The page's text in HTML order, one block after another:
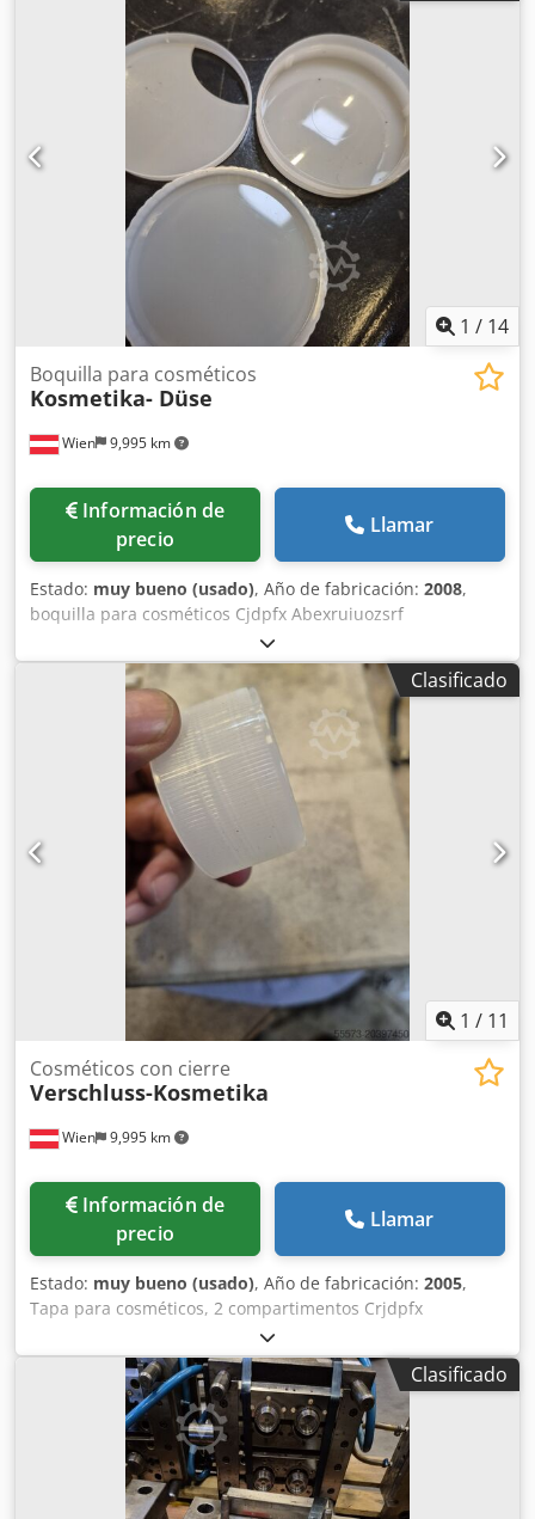
1 / 14
Wien 9,995 km
Boquilla para cosméticos
Kosmetika- Düse
Información de
precio
Llamar
Estado: muy bueno (usado), Año de fabricación: 2008,
boquilla para cosméticos Cjdpfx Abexruiuozsrf
Clasificado
1 / 11
Wien 9,995 km
Cosméticos con cierre
Verschluss-Kosmetika
Información de
precio
Llamar
Estado: muy bueno (usado), Año de fabricación: 2005,
Tapa para cosméticos, 2 compartimentos Crjdpfx
Clasificado